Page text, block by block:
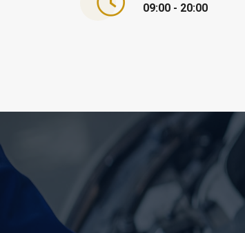
09:00 - 20:00